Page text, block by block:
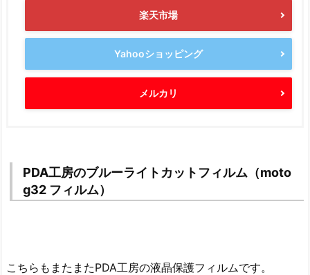
楽天市場
Yahooショッピング
メルカリ
PDA工房のブルーライトカットフィルム（moto
g32 フィルム）
こちらもまたまたPDA工房の液晶保護フィルムです。